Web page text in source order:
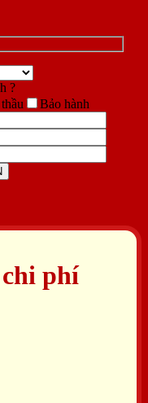
?
Bảo hành
phí